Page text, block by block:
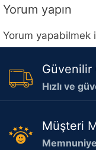
Yorum yapın
Yorum yapabilmek
Güvenilir
Hızlı ve
Müşteri